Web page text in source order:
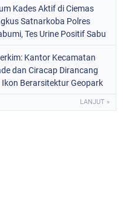
Kades Aktif di Ciemas
Satnarkoba Polres
Tes Urine Positif Sabu
Kantor Kecamatan
dan Ciracap Dirancang
Berarsitektur Geopark
LANJUT »